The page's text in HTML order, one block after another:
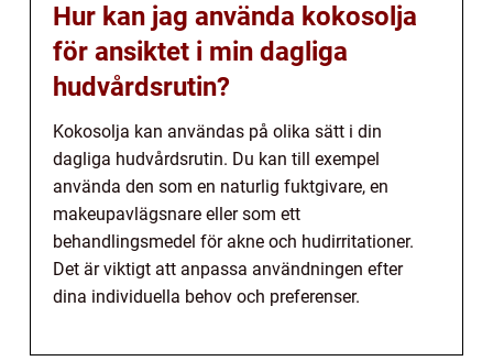
Hur kan jag använda kokosolja
för ansiktet i min dagliga
hudvårdsrutin?
Kokosolja kan användas på olika sätt i din
dagliga hudvårdsrutin. Du kan till exempel
använda den som en naturlig fuktgivare, en
makeupavlägsnare eller som ett
behandlingsmedel för akne och hudirritationer.
Det är viktigt att anpassa användningen efter
dina individuella behov och preferenser.